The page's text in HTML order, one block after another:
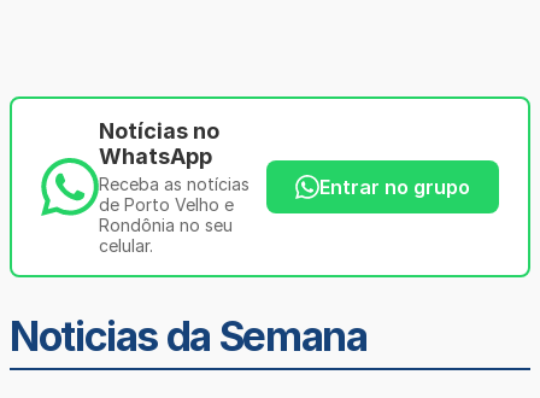
Notícias no
WhatsApp
Receba as notícias
de Porto Velho e
Rondônia no seu
celular.
Entrar no grupo
Noticias da Semana